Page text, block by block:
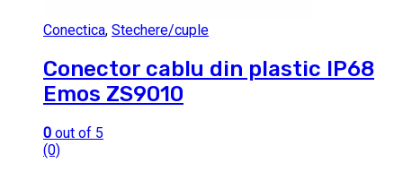
Conectica, Stechere/cuple
Conector cablu din plastic IP68
Emos ZS9010
0 out of 5
(0)